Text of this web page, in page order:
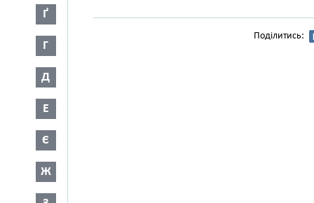
Ґ
Г
Д
Е
Є
Ж
Поділитись: